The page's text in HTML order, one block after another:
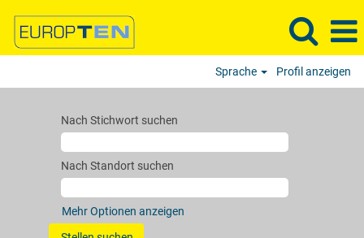
Sprache Profil anzeigen
Nach Stichwort suchen
Nach Standort suchen
Mehr Optionen anzeigen